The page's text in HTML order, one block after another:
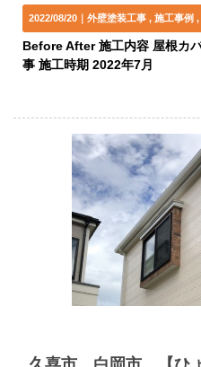
2022/08/20｜外壁塗装工事 施工事例
Before After 施工内容 屋根カ
事 施工時期 2022年7月